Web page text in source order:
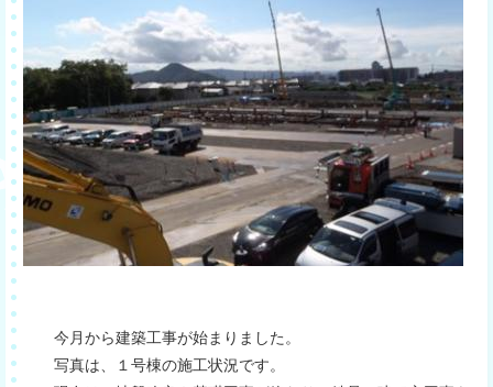
今月から建築工事が始まりました。
写真は、１号棟の施工状況です。